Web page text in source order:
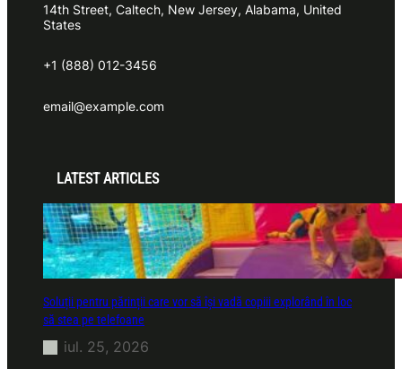
14th Street, Caltech, New Jersey, Alabama, United
States
+1 (888) 012-3456
email@example.com
LATEST ARTICLES
Soluții pentru părinții care vor să își vadă copiii explorând în loc
să stea pe telefoane
iul. 25, 2026